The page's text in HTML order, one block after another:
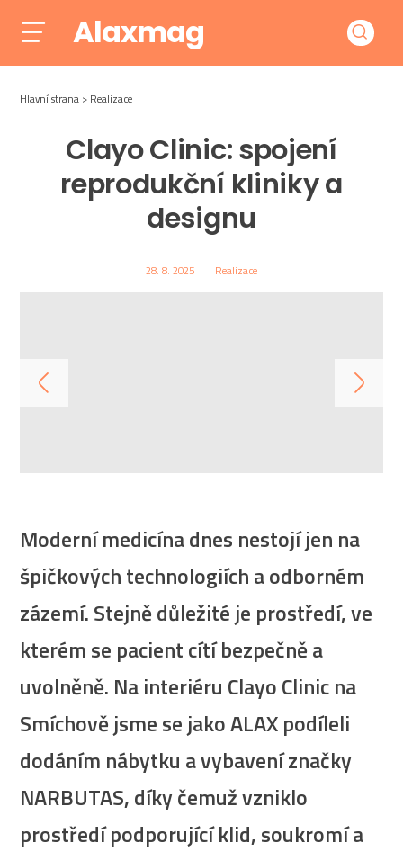
Alaxmag
Hlavní strana Realizace
Clayo Clinic: spojení
reprodukční kliniky a
designu
28. 8. 2025 Realizace
Moderní medicína dnes nestojí jen na
špičkových technologiích a odborném
zázemí. Stejně důležité je prostředí, ve
kterém se pacient cítí bezpečně a
uvolněně. Na interiéru Clayo Clinic na
Smíchově jsme se jako ALAX podíleli
dodáním nábytku a vybavení značky
NARBUTAS, díky čemuž vzniklo
prostředí podporující klid, soukromí a